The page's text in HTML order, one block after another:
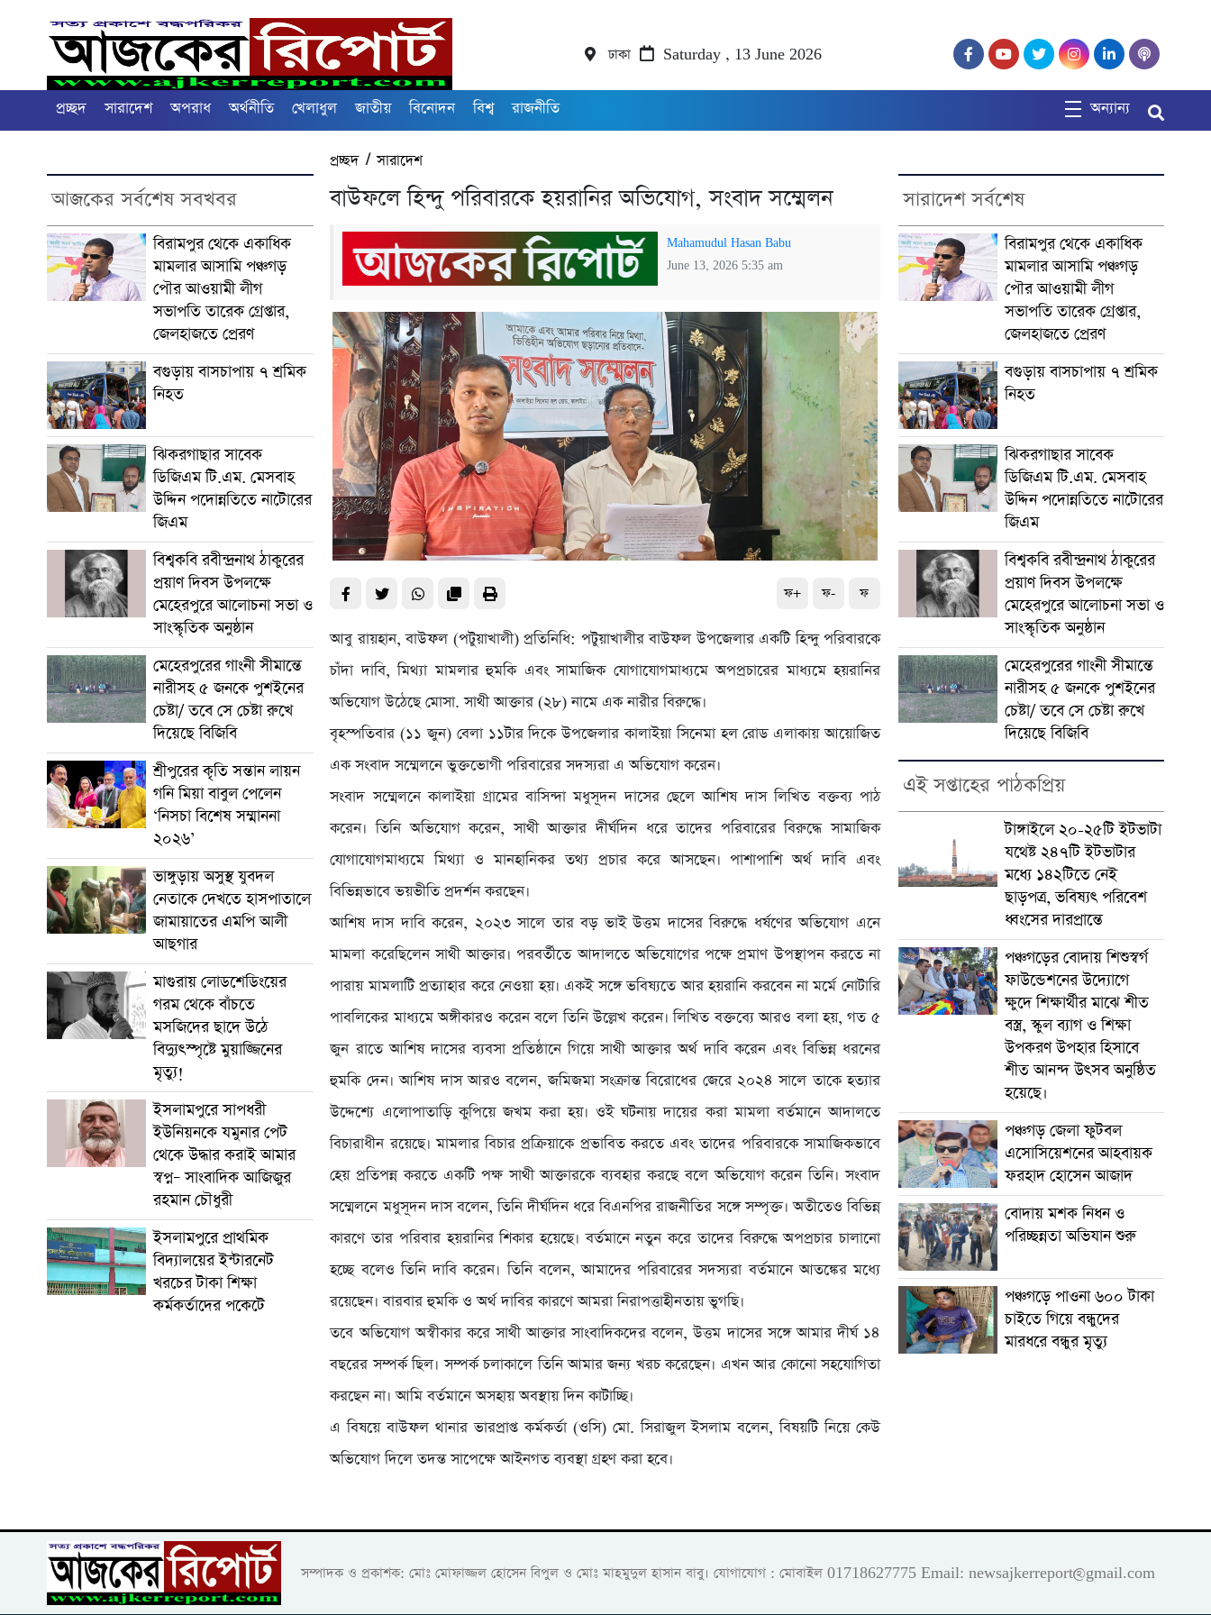
ঢাকা Saturday , 13 June 2026
প্রচ্ছদ সারাদেশ অপরাধ অর্থনীতি খেলাধুল জাতীয় বিনোদন বিশ্ব রাজনীতি অন্যান্য
আজকের সর্বশেষ সবখবর
বিরামপুর থেকে একাধিক
মামলার আসামি পঞ্চগড়
পৌর আওয়ামী লীগ
সভাপতি তারেক গ্রেপ্তার,
জেলহাজতে প্রেরণ
বগুড়ায় বাসচাপায় ৭ শ্রমিক
নিহত
ঝিকরগাছার সাবেক
ডিজিএম টি.এম. মেসবাহ
উদ্দিন পদোন্নতিতে নাটোরের
জিএম
বিশ্বকবি রবীন্দ্রনাথ ঠাকুরের
প্রয়াণ দিবস উপলক্ষে
মেহেরপুরে আলোচনা সভা ও
সাংস্কৃতিক অনুষ্ঠান
মেহেরপুরের গাংনী সীমান্তে
নারীসহ ৫ জনকে পুশইনের
চেষ্টা/ তবে সে চেষ্টা রুখে
দিয়েছে বিজিবি
শ্রীপুরের কৃতি সন্তান লায়ন
গনি মিয়া বাবুল পেলেন
‘নিসচা বিশেষ সম্মাননা
২০২৬’
ভাঙ্গুড়ায় অসুস্থ যুবদল
নেতাকে দেখতে হাসপাতালে
জামায়াতের এমপি আলী
আছগার
মাগুরায় লোডশেডিংয়ের
গরম থেকে বাঁচতে
মসজিদের ছাদে উঠে
বিদ্যুৎস্পৃষ্টে মুয়াজ্জিনের
মৃত্যু!
ইসলামপুরে সাপধরী
ইউনিয়নকে যমুনার পেট
থেকে উদ্ধার করাই আমার
স্বপ্ন– সাংবাদিক আজিজুর
রহমান চৌধুরী
ইসলামপুরে প্রাথমিক
বিদ্যালয়ের ইন্টারনেট
খরচের টাকা শিক্ষা
কর্মকর্তাদের পকেটে
প্রচ্ছদ/সারাদেশ
বাউফলে হিন্দু পরিবারকে হয়রানির অভিযোগ, সংবাদ সম্মেলন
Mahamudul Hasan Babu
June 13, 2026 5:35 am
ফ+ ফ- ফ
আবু রায়হান, বাউফল (পটুয়াখালী) প্রতিনিধি: পটুয়াখালীর বাউফল উপজেলার একটি হিন্দু পরিবারকে
চাঁদা দাবি, মিথ্যা মামলার হুমকি এবং সামাজিক যোগাযোগমাধ্যমে অপপ্রচারের মাধ্যমে হয়রানির
অভিযোগ উঠেছে মোসা. সাথী আক্তার (২৮) নামে এক নারীর বিরুদ্ধে।
বৃহস্পতিবার (১১ জুন) বেলা ১১টার দিকে উপজেলার কালাইয়া সিনেমা হল রোড এলাকায় আয়োজিত
এক সংবাদ সম্মেলনে ভুক্তভোগী পরিবারের সদস্যরা এ অভিযোগ করেন।
সংবাদ সম্মেলনে কালাইয়া গ্রামের বাসিন্দা মধুসূদন দাসের ছেলে আশিষ দাস লিখিত বক্তব্য পাঠ
করেন। তিনি অভিযোগ করেন, সাথী আক্তার দীর্ঘদিন ধরে তাদের পরিবারের বিরুদ্ধে সামাজিক
যোগাযোগমাধ্যমে মিথ্যা ও মানহানিকর তথ্য প্রচার করে আসছেন। পাশাপাশি অর্থ দাবি এবং
বিভিন্নভাবে ভয়ভীতি প্রদর্শন করছেন।
আশিষ দাস দাবি করেন, ২০২৩ সালে তার বড় ভাই উত্তম দাসের বিরুদ্ধে ধর্ষণের অভিযোগ এনে
মামলা করেছিলেন সাথী আক্তার। পরবর্তীতে আদালতে অভিযোগের পক্ষে প্রমাণ উপস্থাপন করতে না
পারায় মামলাটি প্রত্যাহার করে নেওয়া হয়। একই সঙ্গে ভবিষ্যতে আর হয়রানি করবেন না মর্মে নোটারি
পাবলিকের মাধ্যমে অঙ্গীকারও করেন বলে তিনি উল্লেখ করেন। লিখিত বক্তব্যে আরও বলা হয়, গত ৫
জুন রাতে আশিষ দাসের ব্যবসা প্রতিষ্ঠানে গিয়ে সাথী আক্তার অর্থ দাবি করেন এবং বিভিন্ন ধরনের
হুমকি দেন। আশিষ দাস আরও বলেন, জমিজমা সংক্রান্ত বিরোধের জেরে ২০২৪ সালে তাকে হত্যার
উদ্দেশ্যে এলোপাতাড়ি কুপিয়ে জখম করা হয়। ওই ঘটনায় দায়ের করা মামলা বর্তমানে আদালতে
বিচারাধীন রয়েছে। মামলার বিচার প্রক্রিয়াকে প্রভাবিত করতে এবং তাদের পরিবারকে সামাজিকভাবে
হেয় প্রতিপন্ন করতে একটি পক্ষ সাথী আক্তারকে ব্যবহার করছে বলে অভিযোগ করেন তিনি। সংবাদ
সম্মেলনে মধুসূদন দাস বলেন, তিনি দীর্ঘদিন ধরে বিএনপির রাজনীতির সঙ্গে সম্পৃক্ত। অতীতেও বিভিন্ন
কারণে তার পরিবার হয়রানির শিকার হয়েছে। বর্তমানে নতুন করে তাদের বিরুদ্ধে অপপ্রচার চালানো
হচ্ছে বলেও তিনি দাবি করেন। তিনি বলেন, আমাদের পরিবারের সদস্যরা বর্তমানে আতঙ্কের মধ্যে
রয়েছেন। বারবার হুমকি ও অর্থ দাবির কারণে আমরা নিরাপত্তাহীনতায় ভুগছি।
তবে অভিযোগ অস্বীকার করে সাথী আক্তার সাংবাদিকদের বলেন, উত্তম দাসের সঙ্গে আমার দীর্ঘ ১৪
বছরের সম্পর্ক ছিল। সম্পর্ক চলাকালে তিনি আমার জন্য খরচ করেছেন। এখন আর কোনো সহযোগিতা
করছেন না। আমি বর্তমানে অসহায় অবস্থায় দিন কাটাচ্ছি।
এ বিষয়ে বাউফল থানার ভারপ্রাপ্ত কর্মকর্তা (ওসি) মো. সিরাজুল ইসলাম বলেন, বিষয়টি নিয়ে কেউ
অভিযোগ দিলে তদন্ত সাপেক্ষে আইনগত ব্যবস্থা গ্রহণ করা হবে।
সারাদেশ সর্বশেষ
বিরামপুর থেকে একাধিক
মামলার আসামি পঞ্চগড়
পৌর আওয়ামী লীগ
সভাপতি তারেক গ্রেপ্তার,
জেলহাজতে প্রেরণ
বগুড়ায় বাসচাপায় ৭ শ্রমিক
নিহত
ঝিকরগাছার সাবেক
ডিজিএম টি.এম. মেসবাহ
উদ্দিন পদোন্নতিতে নাটোরের
জিএম
বিশ্বকবি রবীন্দ্রনাথ ঠাকুরের
প্রয়াণ দিবস উপলক্ষে
মেহেরপুরে আলোচনা সভা ও
সাংস্কৃতিক অনুষ্ঠান
মেহেরপুরের গাংনী সীমান্তে
নারীসহ ৫ জনকে পুশইনের
চেষ্টা/ তবে সে চেষ্টা রুখে
দিয়েছে বিজিবি
এই সপ্তাহের পাঠকপ্রিয়
টাঙ্গাইলে ২০-২৫টি ইটভাটা
যথেষ্ট ২৪৭টি ইটভাটার
মধ্যে ১৪২টিতে নেই
ছাড়পত্র, ভবিষ্যৎ পরিবেশ
ধ্বংসের দারপ্রান্তে
পঞ্চগড়ের বোদায় শিশুস্বর্গ
ফাউন্ডেশনের উদ্যোগে
ক্ষুদে শিক্ষার্থীর মাঝে শীত
বস্ত্র, স্কুল ব্যাগ ও শিক্ষা
উপকরণ উপহার হিসাবে
শীত আনন্দ উৎসব অনুষ্ঠিত
হয়েছে।
পঞ্চগড় জেলা ফুটবল
এসোসিয়েশনের আহবায়ক
ফরহাদ হোসেন আজাদ
বোদায় মশক নিধন ও
পরিচ্ছন্নতা অভিযান শুরু
পঞ্চগড়ে পাওনা ৬০০ টাকা
চাইতে গিয়ে বন্ধুদের
মারধরে বন্ধুর মৃত্যু
সম্পাদক ও প্রকাশক: মোঃ মোফাজ্জল হোসেন বিপুল ও মোঃ মাহমুদুল হাসান বাবু। যোগাযোগ : মোবাইল 01718627775 Email: newsajkerreport@gmail.com